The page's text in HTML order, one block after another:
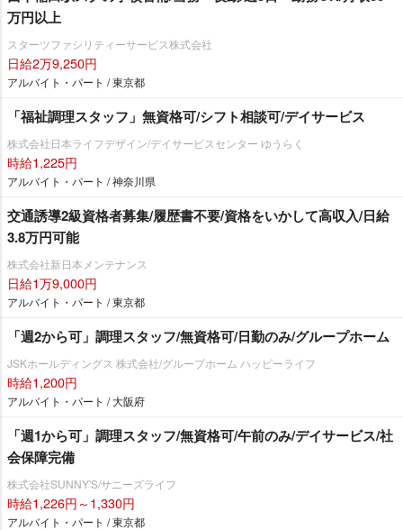
万円以上
スターツファシリティーサービス株式会社
日給2万9,250円
アルバイト・パート / 東京都
「福祉調理スタッフ」無資格可/シフト相談可/デイサービス
株式会社日本ライフデザイン/デイサービスセンター ゆうらく
時給1,225円
アルバイト・パート / 神奈川県
交通誘導2級資格者募集/履歴書不要/資格をいかして高収入/日給
3.8万円可能
株式会社新日本メンテナンス
日給1万9,000円
アルバイト・パート / 東京都
「週2から可」調理スタッフ/無資格可/日勤のみ/グループホーム
JSKホールディングス 株式会社/グループホーム ハッピーライフ
時給1,200円
アルバイト・パート / 大阪府
「週1から可」調理スタッフ/無資格可/午前のみ/デイサービス/社
会保障完備
株式会社SUNNY'S/サニーズライフ
時給1,226円～1,330円
アルバイト・パート / 東京都